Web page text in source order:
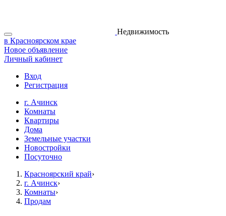
Недвижимость
в Красноярском крае
Новое объявление
Личный кабинет
Вход
Регистрация
г. Ачинск
Комнаты
Квартиры
Дома
Земельные участки
Новостройки
Посуточно
Красноярский край›
г. Ачинск›
Комнаты›
Продам